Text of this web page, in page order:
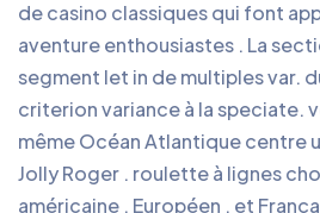
de casino classiques qui font
aventure enthousiastes . La
segment let in de multiples var.
criterion variance à la speciate.
même Océan Atlantique centre
Jolly Roger . roulette à lignes
américaine , Européen , et